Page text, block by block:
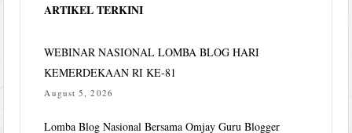
ARTIKEL TERKINI
WEBINAR NASIONAL LOMBA BLOG HARI
KEMERDEKAAN RI KE-81
August 5, 2026
Lomba Blog Nasional Bersama Omjay Guru Blogger